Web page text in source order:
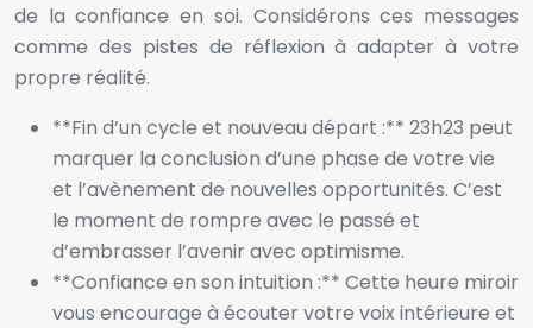
de la confiance en soi. Considérons ces messages
comme des pistes de réflexion à adapter à votre
propre réalité.
**Fin d’un cycle et nouveau départ :** 23h23 peut
marquer la conclusion d’une phase de votre vie
et l’avènement de nouvelles opportunités. C’est
le moment de rompre avec le passé et
d’embrasser l’avenir avec optimisme.
**Confiance en son intuition :** Cette heure miroir
vous encourage à écouter votre voix intérieure et